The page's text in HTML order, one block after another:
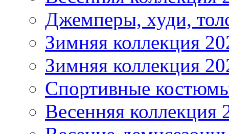
Джемперы, худи,
Зимняя коллекция
Зимняя коллекция
Спортивные
Весенняя коллекция